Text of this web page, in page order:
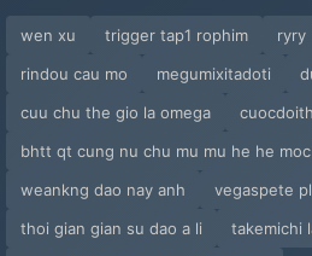
wen xu trigger tap1 rophim ryry
rindou cau mo
megumixitadoti
cuu chu the gio la omega
bhtt qt cung nu chu mu mu he he
weankng dao nay anh
vegaspete
thoi gian gian su dao a li
takemichi